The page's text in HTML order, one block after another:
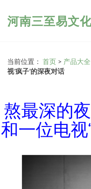
河南三至易文
当前位置： 首页 > 产品大全
视‘疯子’的深夜对话
熬最深的
和一位电视